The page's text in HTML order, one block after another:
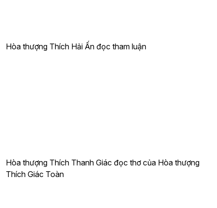
Hòa thượng Thích Hải Ấn đọc tham luận
Hòa thượng Thích Thanh Giác đọc thơ của Hòa thượng
Thích Giác Toàn